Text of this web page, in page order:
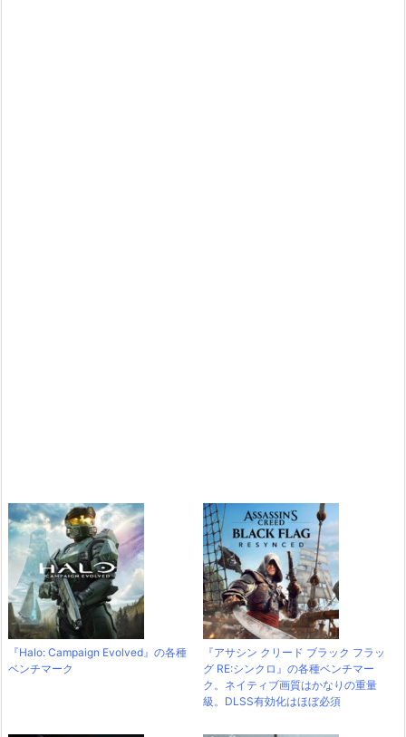
『Halo: Campaign Evolved』の各種
ベンチマーク
『アサシン クリード ブラック フラッ
グ RE:シンクロ』の各種ベンチマー
ク。ネイティブ画質はかなりの重量
級。DLSS有効化はほぼ必須